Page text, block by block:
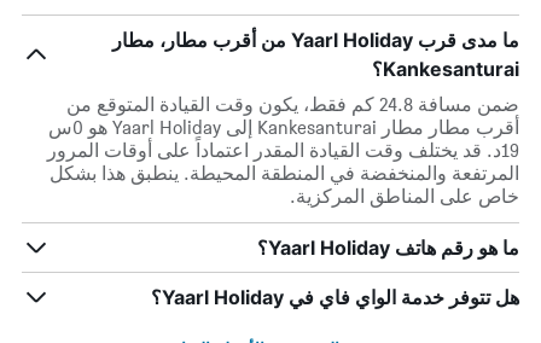
ما مدى قرب Yaarl Holiday من أقرب مطار، مطار
Kankesanturai؟
ضمن مسافة 24.8 كم فقط، يكون وقت القيادة المتوقع من
أقرب مطار مطار Kankesanturai إلى Yaarl Holiday هو 0س
19د. قد يختلف وقت القيادة المقدر اعتماداً على أوقات المرور
المرتفعة والمنخفضة في المنطقة المحيطة. ينطبق هذا بشكل
خاص على المناطق المركزية.
ما هو رقم هاتف Yaarl Holiday؟
هل تتوفر خدمة الواي فاي في Yaarl Holiday؟